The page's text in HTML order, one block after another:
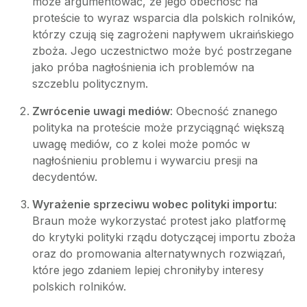
proteście to wyraz wsparcia dla polskich rolników,
którzy czują się zagrożeni napływem ukraińskiego
zboża. Jego uczestnictwo może być postrzegane
jako próba nagłośnienia ich problemów na
szczeblu politycznym.
Zwrócenie uwagi mediów: Obecność znanego
polityka na proteście może przyciągnąć większą
uwagę mediów, co z kolei może pomóc w
nagłośnieniu problemu i wywarciu presji na
decydentów.
Wyrażenie sprzeciwu wobec polityki importu:
Braun może wykorzystać protest jako platformę
do krytyki polityki rządu dotyczącej importu zboża
oraz do promowania alternatywnych rozwiązań,
które jego zdaniem lepiej chroniłyby interesy
polskich rolników.